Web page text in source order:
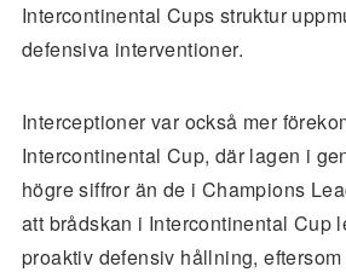
Intercontinental Cups struktur
defensiva interventioner.
Interceptioner var också mer
Intercontinental Cup, där lagen i
högre siffror än de i Champions
att brådskan i Intercontinental Cup
proaktiv defensiv hållning,